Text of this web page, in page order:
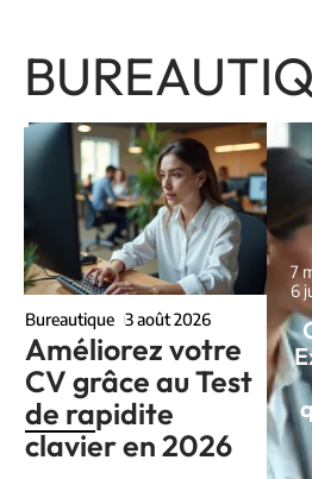
Bureautique 3 août 2026
Améliorez votre
CV grâce au Test
de rapidite
clavier en 2026
7
6